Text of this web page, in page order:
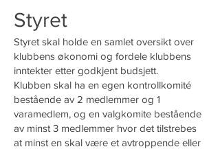
Styret
Styret skal holde en samlet oversikt over
klubbens økonomi og fordele klubbens
inntekter etter godkjent budsjett.
Klubben skal ha en egen kontrollkomité
bestående av 2 medlemmer og 1
varamedlem, og en valgkomite bestående
av minst 3 medlemmer hvor det tilstrebes
at minst en skal være et avtroppende eller